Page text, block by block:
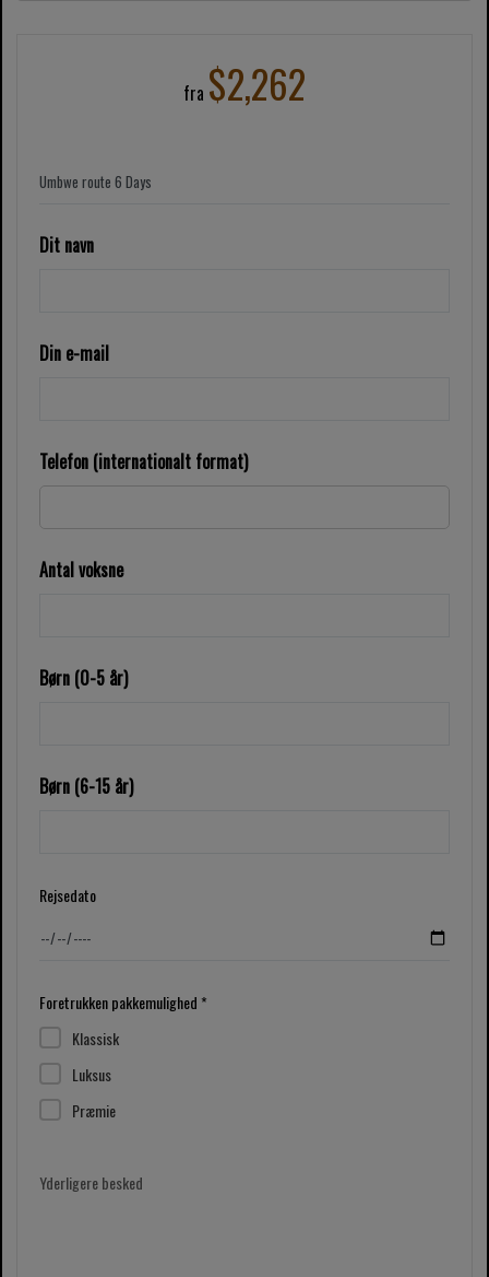
fra $2,262
Dit navn
Din e-mail
Telefon (internationalt format)
Antal voksne
Børn (0-5 år)
Børn (6-15 år)
Rejsedato
Foretrukken pakkemulighed *
Klassisk
Luksus
Præmie
Yderligere besked